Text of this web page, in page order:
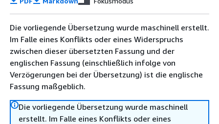
Die vorliegende Übersetzung wurde maschinell erstellt.
Im Falle eines Konflikts oder eines Widerspruchs
zwischen dieser übersetzten Fassung und der
englischen Fassung (einschließlich infolge von
Verzögerungen bei der Übersetzung) ist die englische
Fassung maßgeblich.
Die vorliegende Übersetzung wurde maschinell
erstellt. Im Falle eines Konflikts oder eines